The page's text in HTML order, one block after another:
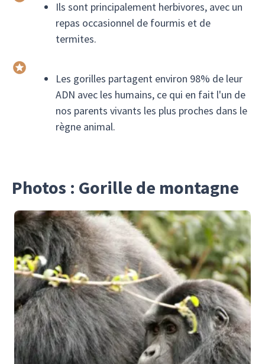
Ils sont principalement herbivores, avec un
repas occasionnel de fourmis et de
termites.
Les gorilles partagent environ 98% de leur
ADN avec les humains, ce qui en fait l'un de
nos parents vivants les plus proches dans le
règne animal.
Photos : Gorille de montagne